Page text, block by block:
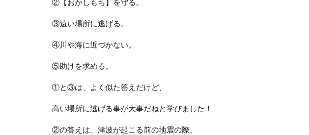
②【おかしもち】を守る。
③遠い場所に逃げる。
④川や海に近づかない。
⑤助けを求める。
①と③は、よく似た答えだけど、
高い場所に逃げる事が大事だねと学びました！
②の答えは、津波が起こる前の地震の際、